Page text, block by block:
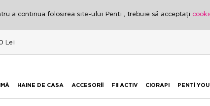
a continua folosirea site-ului Penti , trebuie să acceptați
Lei
HAINE DE CASA ACCESORİİ FII ACTIV CIORAPI PENTİ